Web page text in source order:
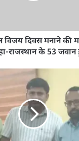
विजय दिवस मनाने की
राजस्थान के 53